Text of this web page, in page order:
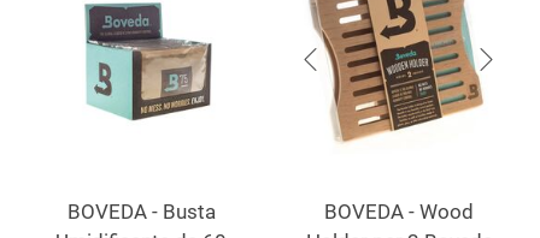
BOVEDA - Busta
BOVEDA - Wood